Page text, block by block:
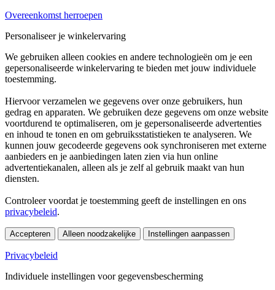
Overeenkomst herroepen
Personaliseer je winkelervaring
We gebruiken alleen cookies en andere technologieën om je een
gepersonaliseerde winkelervaring te bieden met jouw individuele
toestemming.
Hiervoor verzamelen we gegevens over onze gebruikers, hun
gedrag en apparaten. We gebruiken deze gegevens om onze website
voortdurend te optimaliseren, om je gepersonaliseerde advertenties
en inhoud te tonen en om gebruiksstatistieken te analyseren. We
kunnen jouw gecodeerde gegevens ook synchroniseren met externe
aanbieders en je aanbiedingen laten zien via hun online
advertentiekanalen, alleen als je zelf al gebruik maakt van hun
diensten.
Controleer voordat je toestemming geeft de instellingen en ons
privacybeleid.
Accepteren Alleen noodzakelijke Instellingen aanpassen
Privacybeleid
Individuele instellingen voor gegevensbescherming